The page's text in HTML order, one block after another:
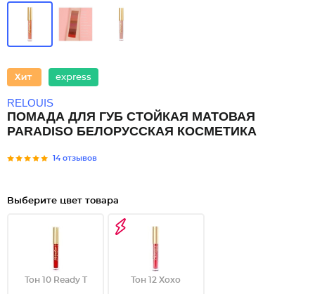
express
RELOUIS
ПОМАДА ДЛЯ ГУБ СТОЙКАЯ МАТОВАЯ
PARADISO БЕЛОРУССКАЯ КОСМЕТИКА
14 отзывов
Выберите цвет товара
Тон 10 Ready T Тон 12 Xoxo